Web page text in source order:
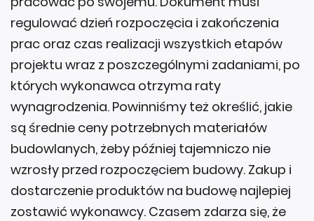
regulować dzień rozpoczęcia i zakończenia
prac oraz czas realizacji wszystkich etapów
projektu wraz z poszczególnymi zadaniami, po
których wykonawca otrzyma raty
wynagrodzenia. Powinniśmy też określić, jakie
są średnie ceny potrzebnych materiałów
budowlanych, żeby później tajemniczo nie
wzrosły przed rozpoczęciem budowy. Zakup i
dostarczenie produktów na budowę najlepiej
zostawić wykonawcy. Czasem zdarza się, że